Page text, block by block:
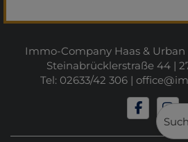
Immo-Company Haas &
Steinabrücklerstraße 44 |
Tel: 02633/42 306 |